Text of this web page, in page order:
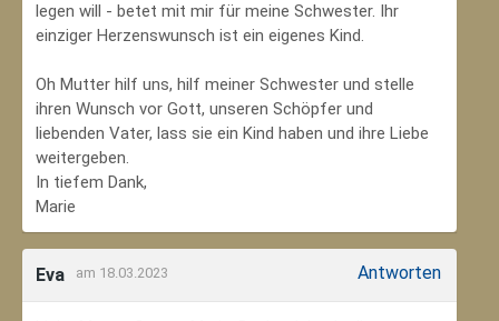
legen will - betet mit mir für meine Schwester. Ihr
einziger Herzenswunsch ist ein eigenes Kind.
Oh Mutter hilf uns, hilf meiner Schwester und stelle
ihren Wunsch vor Gott, unseren Schöpfer und
liebenden Vater, lass sie ein Kind haben und ihre Liebe
weitergeben.
In tiefem Dank,
Marie
Eva am 18.03.2023 Antworten